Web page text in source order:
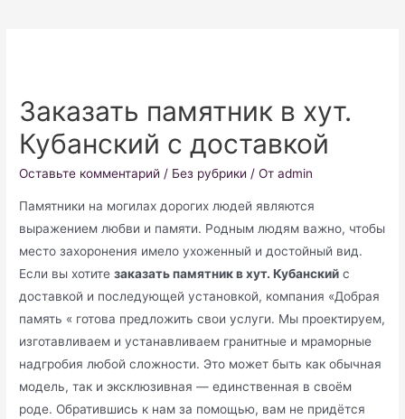
Заказать памятник в хут.
Кубанский с доставкой
Оставьте комментарий / Без рубрики / От admin
Памятники на могилах дорогих людей являются
выражением любви и памяти. Родным людям важно, чтобы
место захоронения имело ухоженный и достойный вид.
Если вы хотитезаказать памятник в хут. Кубанский с
доставкой и последующей установкой, компания «Добрая
память « готова предложить свои услуги. Мы проектируем,
изготавливаем и устанавливаем гранитные и мраморные
надгробия любой сложности. Это может быть как обычная
модель, так и эксклюзивная — единственная в своём
роде. Обратившись к нам за помощью, вам не придётся